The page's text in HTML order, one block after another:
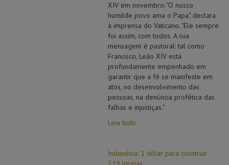
XIV em novembro: "O nosso
humilde povo ama o Papa", declara
à imprensa do Vaticano. "Ele sempre
foi assim, com todos. A sua
mensagem é pastoral: tal como
Francisco, Leão XIV está
profundamente empenhado em
garantir que a fé se manifeste em
atos, no desenvolvimento das
pessoas, na denúncia profética das
falhas e injustiças."
Leia tudo
Indonésia: 1 dólar para construir